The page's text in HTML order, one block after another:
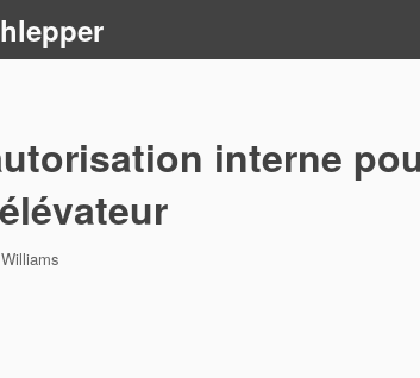
interne
by
Williams